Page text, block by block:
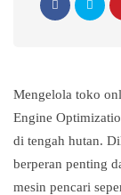
Mengelola toko
Engine
di tengah hutan.
berperan penting
mesin pencari